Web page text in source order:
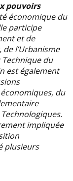
pouvoirs
économique du
participe
et de
l’Urbanisme
Technique du
est également
du
impliquée
plusieurs